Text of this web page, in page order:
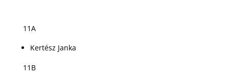
11A
Kertész Janka
11B